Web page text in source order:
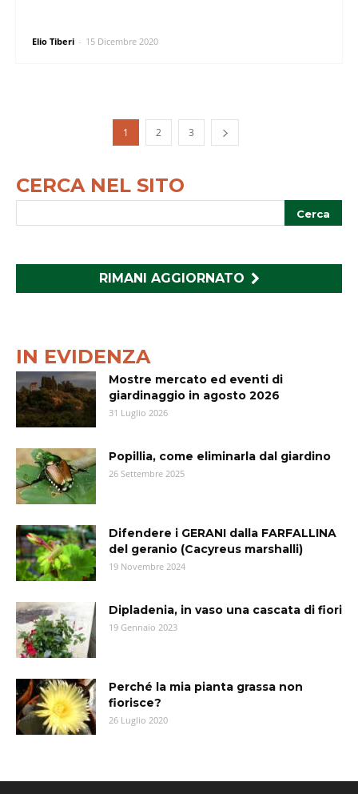
Elio Tiberi - 15 Dicembre 2020
1 2 3
CERCA NEL SITO
RIMANI AGGIORNATO
IN EVIDENZA
Mostre mercato ed eventi di
giardinaggio in agosto 2026
31 Luglio 2026
Popillia, come eliminarla dal giardino
26 Settembre 2025
Difendere i GERANI dalla FARFALLINA
del geranio (Cacyreus marshalli)
19 Novembre 2024
Dipladenia, in vaso una cascata di fiori
19 Gennaio 2023
Perché la mia pianta grassa non
fiorisce?
26 Luglio 2020